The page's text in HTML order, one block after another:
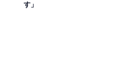
す」